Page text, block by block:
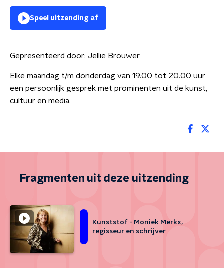
Speel uitzending af
Gepresenteerd door: Jellie Brouwer
Elke maandag t/m donderdag van 19.00 tot 20.00 uur
een persoonlijk gesprek met prominenten uit de kunst,
cultuur en media.
Fragmenten uit deze uitzending
Kunststof - Moniek Merkx,
regisseur en schrijver